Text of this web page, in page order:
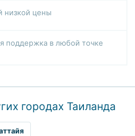
низкой цены
поддержка в любой точке
городах Таиланда